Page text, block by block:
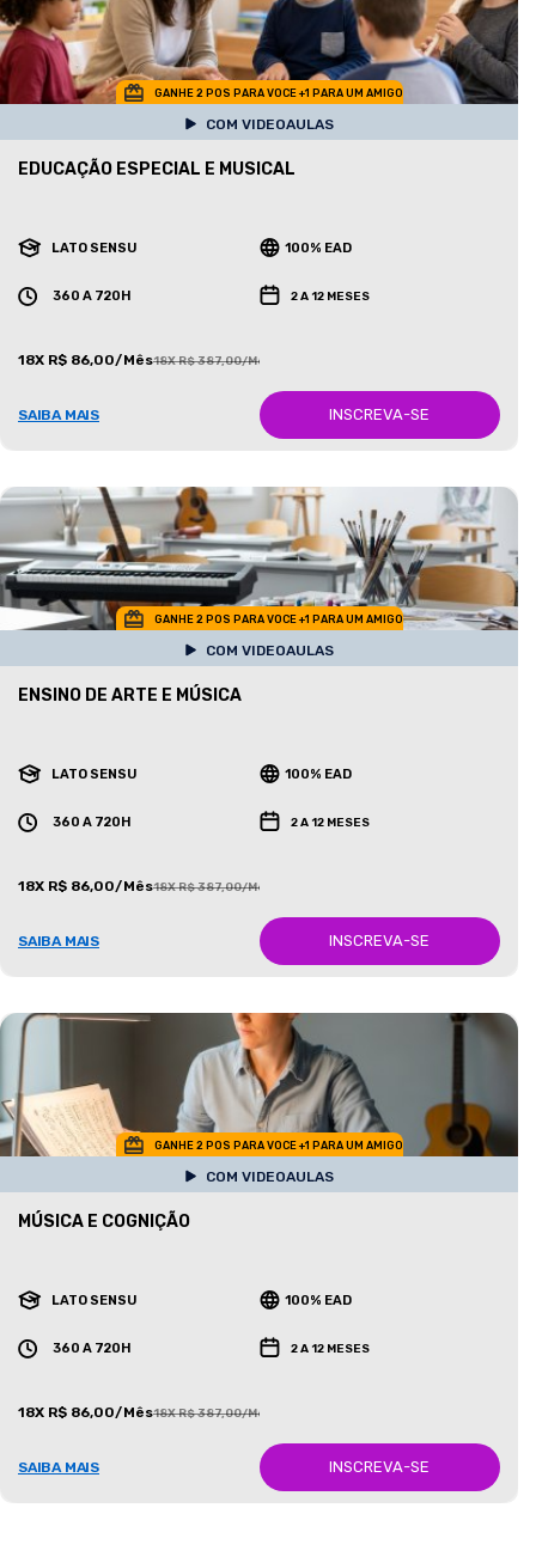
GANHE 2 POS PARA VOCE +1 PARA UM AMIGO
COM VIDEOAULAS
EDUCAÇÃO ESPECIAL E MUSICAL
LATO SENSU 100% EAD
360 A 720H 2 A 12 MESES
18X R$ 86,00/Mês18X R$ 387,00/Mês
SAIBA MAIS INSCREVA-SE
GANHE 2 POS PARA VOCE +1 PARA UM AMIGO
COM VIDEOAULAS
ENSINO DE ARTE E MÚSICA
LATO SENSU 100% EAD
360 A 720H 2 A 12 MESES
18X R$ 86,00/Mês18X R$ 387,00/Mês
SAIBA MAIS INSCREVA-SE
GANHE 2 POS PARA VOCE +1 PARA UM AMIGO
COM VIDEOAULAS
MÚSICA E COGNIÇÃO
LATO SENSU 100% EAD
360 A 720H 2 A 12 MESES
18X R$ 86,00/Mês18X R$ 387,00/Mês
SAIBA MAIS INSCREVA-SE